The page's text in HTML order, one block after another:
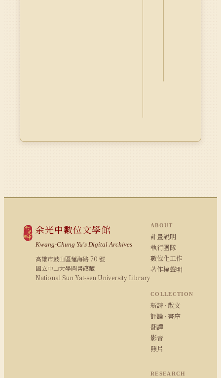
余光中數位文學館
Kwang-Chung Yu's Digital Archives
高雄市鼓山區蓮海路 70 號
國立中山大學圖書館藏
National Sun Yat-sen University Library
ABOUT
計畫說明
執行團隊
數位化工作
著作權聲明
COLLECTION
新詩 · 散文
評論 · 書序
翻譯
影音
照片
RESEARCH